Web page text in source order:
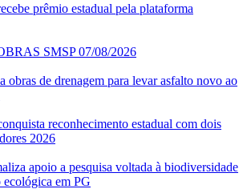
prêmio estadual pela plataforma
SMSP 07/08/2026
obras de drenagem para levar asfalto novo ao
reconhecimento estadual com dois
2026
apoio a pesquisa voltada à biodiversidade
ecológica em PG